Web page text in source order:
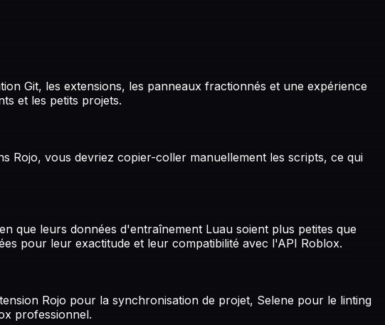
Git, les extensions, les panneaux fractionnés et une expérience
et les petits projets.
Rojo, vous devriez copier-coller manuellement les scripts, ce qui
que leurs données d'entraînement Luau soient plus petites que
pour leur exactitude et leur compatibilité avec l'API Roblox.
Rojo pour la synchronisation de projet, Selene pour le linting
professionnel.